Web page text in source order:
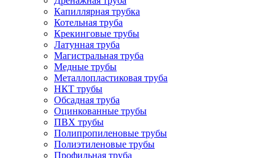
Капиллярная трубка
Котельная труба
Крекинговые трубы
Латунная труба
Магистральная труба
Медные трубы
Металлопластиковая труба
НКТ трубы
Обсадная труба
Оцинкованные трубы
ПВХ трубы
Полипропиленовые трубы
Полиэтиленовые трубы
Профильная труба